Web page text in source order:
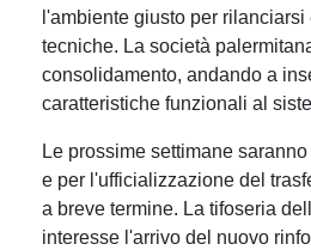
l'ambiente giusto per
tecniche. La società
consolidamento, andando a
caratteristiche funzionali al
Le prossime settimane
e per l'ufficializzazione del
a breve termine. La tifoseria
interesse l'arrivo del nuovo